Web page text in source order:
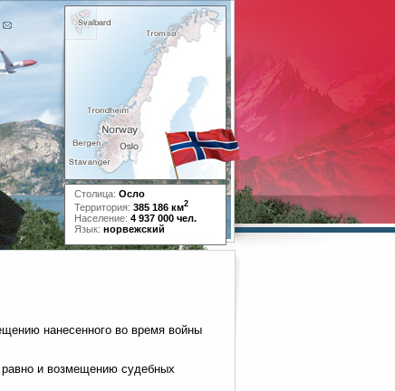
Столица: Осло
Территория: 385 186 км2
Население: 4 937 000 чел.
Язык: норвежский
нанесенного во время войны
равно и возмещению судебных